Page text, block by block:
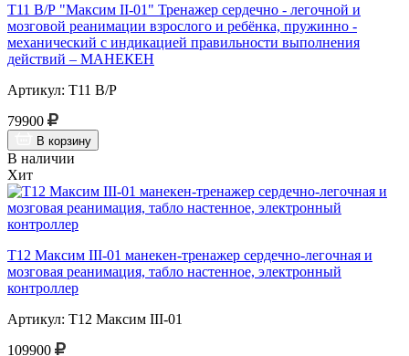
Т11 В/Р "Максим II-01" Тренажер сердечно - легочной и
мозговой реанимации взрослого и ребёнка, пружинно -
механический с индикацией правильности выполнения
действий – МАНЕКЕН
Артикул: Т11 В/Р
79900
В корзину
В наличии
Хит
Т12 Максим III-01 манекен-тренажер сердечно-легочная и
мозговая реанимация, табло настенное, электронный
контроллер
Артикул: Т12 Максим III-01
109900